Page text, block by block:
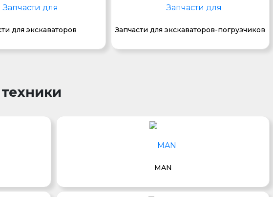
для экскаваторов Запчасти для экскаваторов-погрузчиков
MAN